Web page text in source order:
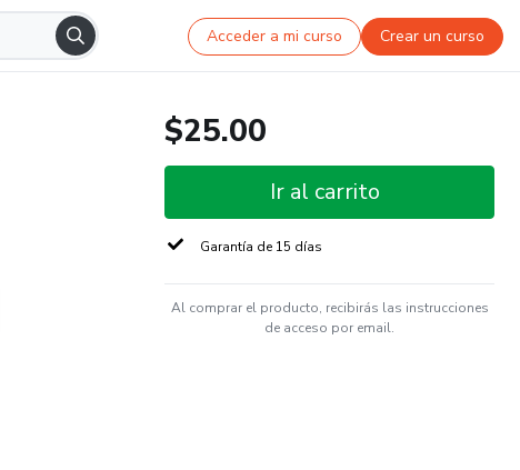
Acceder a mi curso Crear un curso
$25.00
Ir al carrito
Garantía de 15 días
Al comprar el producto, recibirás las instrucciones
de acceso por email.